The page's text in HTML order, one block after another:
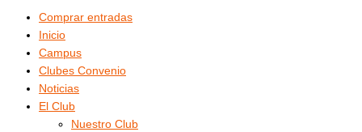
Comprar entradas
Inicio
Campus
Clubes Convenio
Noticias
El Club
Nuestro Club